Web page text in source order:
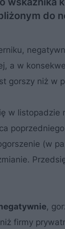
do
a w
gorszy niż w
w listopadzie
(w
,
firmy